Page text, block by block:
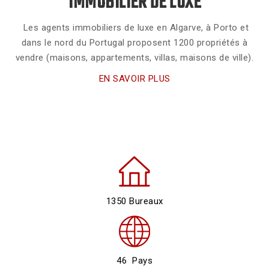
Les agents immobiliers de luxe en Algarve, à Porto et
dans le nord du Portugal proposent 1200 propriétés à
vendre (maisons, appartements, villas, maisons de ville).
EN SAVOIR PLUS
1350 Bureaux
46 Pays